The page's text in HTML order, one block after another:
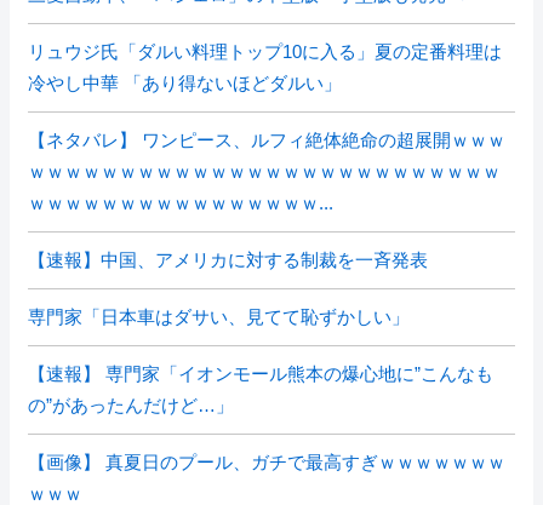
リュウジ氏「ダルい料理トップ10に入る」夏の定番料理は
冷やし中華 「あり得ないほどダルい」
【ネタバレ】 ワンピース、ルフィ絶体絶命の超展開ｗｗｗ
ｗｗｗｗｗｗｗｗｗｗｗｗｗｗｗｗｗｗｗｗｗｗｗｗｗｗ
ｗｗｗｗｗｗｗｗｗｗｗｗｗｗｗｗ...
【速報】中国、アメリカに対する制裁を一斉発表
専門家「日本車はダサい、見てて恥ずかしい」
【速報】 専門家「イオンモール熊本の爆心地に”こんなも
の”があったんだけど…」
【画像】 真夏日のプール、ガチで最高すぎｗｗｗｗｗｗｗ
ｗｗｗ